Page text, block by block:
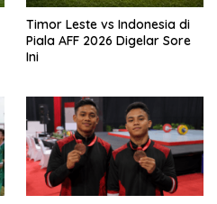
Timor Leste vs Indonesia di
Piala AFF 2026 Digelar Sore
Ini